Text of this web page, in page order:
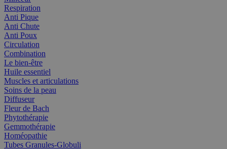
Respiration
Anti Pique
Anti Chute
Anti Poux
Circulation
Combination
Le bien-être
Huile essentiel
Muscles et articulations
Soins de la peau
Diffuseur
Fleur de Bach
Phytothérapie
Gemmothérapie
Homéopathie
Tubes Granules-Globuli